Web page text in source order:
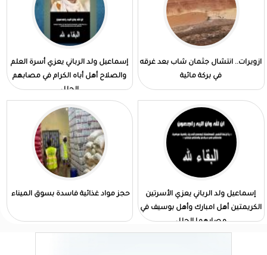
ازويرات.. انتشال جثمان شاب بعد غرقه
في بركة مائية
إسماعيل ولد الرباني يعزي أسرة العلم
والصلاح أهل أباه الكرام في مصابهم
الجلل
إسماعيل ولد الرباني يعزي الأسرتين
الكريمتين أهل امبارك وأهل بوسيف في
مصابهما الجلل
حجز مواد غذائية فاسدة بسوق الميناء